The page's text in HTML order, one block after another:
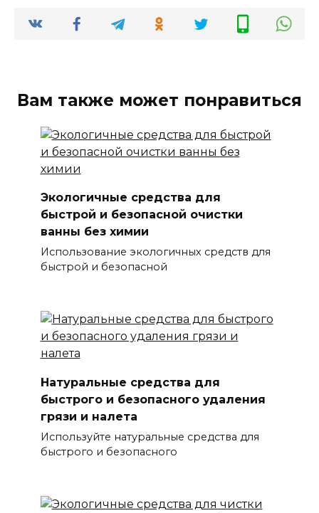
Вам также может понравиться
Экологичные средства для
быстрой и безопасной очистки
ванны без химии
Использование экологичных средств для
быстрой и безопасной
Натуральные средства для
быстрого и безопасного удаления
грязи и налета
Используйте натуральные средства для
быстрого и безопасного